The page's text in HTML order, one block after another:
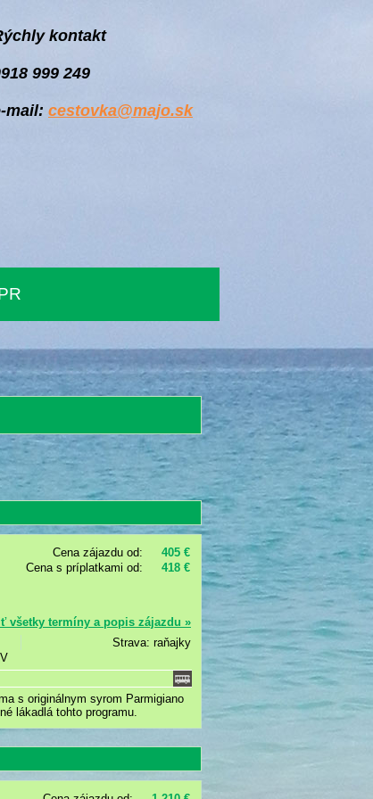
kontakt
999 249
mail: cestovka@majo.sk
Cena zájazdu od:
405 €
Cena s príplatkami od:
418 €
všetky termíny a popis zájazdu »
Strava: raňajky
s originálnym syrom Parmigiano
lákadlá tohto programu.